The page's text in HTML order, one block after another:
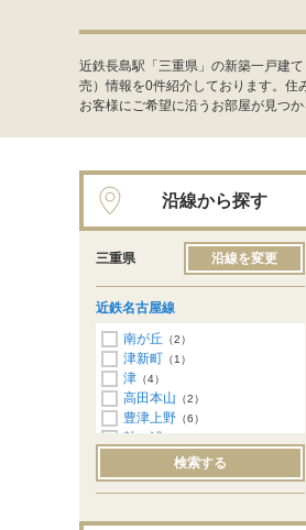
近鉄長島駅「三重県」の新築一戸建
売）情報を0件紹介しております。住
お客様にご希望に沿うお部屋が見つ
沿線から探す
三重県 沿線を変更
近鉄名古屋線
南が丘 （2）
津新町 （1）
津 （4）
高田本山 （2）
豊津上野 （6）
鼓ヶ浦
（3）
伊勢若松（2）
箕田（1）
検索する